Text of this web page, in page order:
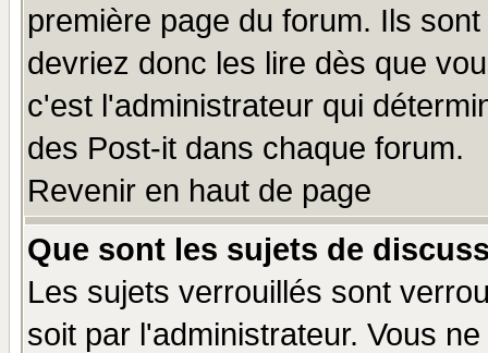
première page du forum. Ils
devriez donc les lire dès que
c'est l'administrateur qui
des Post-it dans chaque forum.
Revenir en haut de page
Que sont les sujets de
Les sujets verrouillés sont
soit par l'administrateur. Vous